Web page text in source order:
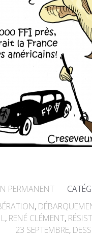
PERMANENT
,
, RENÉ CLÉMENT,
23 SEPTEMBRE,